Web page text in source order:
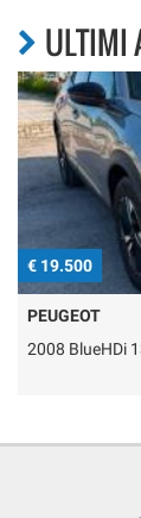
ULTIMI
€ 19.500
PEUGEOT
2008 BlueHDi